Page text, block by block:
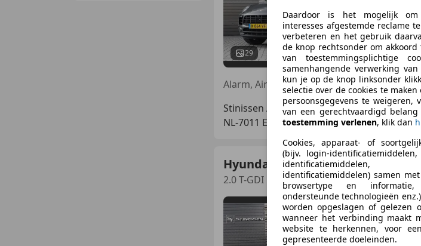
29 10/
Stinissen Auto's
NL-7011 EW GAANDEREN
Hyundai i30
2.0 T-GDI N2 Performance Pano Memory
€
Daardoor is het mogelijk
interesses afgestemde reclame
verbeteren en het gebruik
de knop rechtsonder om
van toestemmingsplichtige
samenhangende verwerking
kun je op de knop linksonder
selectie over de cookies te
persoonsgegevens te weigeren,
van een gerechtvaardigd
toestemming verlenen, klik dan
Cookies, apparaat- of
(bijv. login-
identificatiemiddelen,
identificatiemiddelen) samen
browsertype en informatie,
ondersteunde technologieën
worden opgeslagen of gelezen
wanneer het verbinding maakt
website te herkennen, voor
gepresenteerde doeleinden.